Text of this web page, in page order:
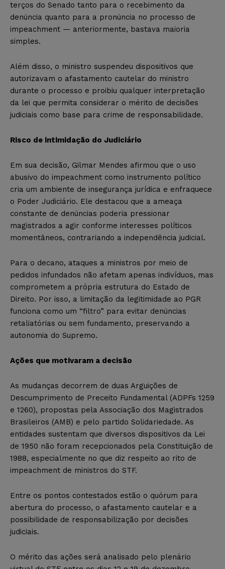
terços do Senado tanto para o recebimento da
denúncia quanto para a pronúncia no processo de
impeachment — anteriormente, bastava maioria
simples.
Além disso, o ministro suspendeu dispositivos que
autorizavam o afastamento cautelar do ministro
durante o processo e proibiu qualquer interpretação
da lei que permita considerar o mérito de decisões
judiciais como base para crime de responsabilidade.
Risco de intimidação do Judiciário
Em sua decisão, Gilmar Mendes afirmou que o uso
abusivo do impeachment como instrumento político
cria um ambiente de insegurança jurídica e enfraquece
o Poder Judiciário. Ele destacou que a ameaça
constante de denúncias poderia pressionar
magistrados a agir conforme interesses políticos
momentâneos, contrariando a independência judicial.
Para o decano, ataques a ministros por meio de
pedidos infundados não afetam apenas indivíduos, mas
comprometem a própria estrutura do Estado de
Direito. Por isso, a limitação da legitimidade ao PGR
funciona como um “filtro” para evitar denúncias
retaliatórias ou sem fundamento, preservando a
autonomia do Supremo.
Ações que motivaram a decisão
As mudanças decorrem de duas Arguições de
Descumprimento de Preceito Fundamental (ADPFs 1259
e 1260), propostas pela Associação dos Magistrados
Brasileiros (AMB) e pelo partido Solidariedade. As
entidades sustentam que diversos dispositivos da Lei
de 1950 não foram recepcionados pela Constituição de
1988, especialmente no que diz respeito ao rito de
impeachment de ministros do STF.
Entre os pontos contestados estão o quórum para
abertura do processo, o afastamento cautelar e a
possibilidade de responsabilização por decisões
judiciais.
O mérito das ações será analisado pelo plenário